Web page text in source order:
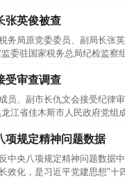
张英俊被查
务局原党委委员、副局长
委驻国家税务总局纪检监察
受审查调查
员、副市长仇文会接受纪
江省佳木斯市人民政府党组
项规定精神问题数据
中央八项规定精神问题数据
化，是习近平党建思想"十